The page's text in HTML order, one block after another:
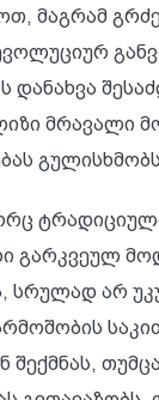
მაგრამ
დანახვა
მრავალი
გარკვეულ
სრულად არ
შექმნას,